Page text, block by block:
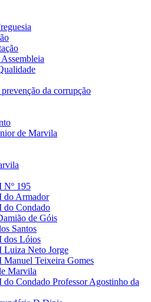
da corrupção
de Marvila
Nº 195
do Armador
do Condado
de Góis
Santos
dos Lóios
Luiza Neto Jorge
Manuel Teixeira Gomes
Marvila
do Condado Professor Agostinho da